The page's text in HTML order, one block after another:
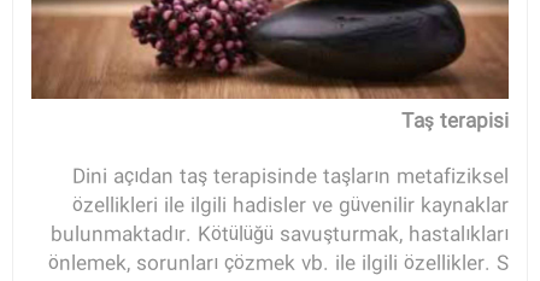
Taş terapisi
Dini açıdan taş terapisinde taşların metafiziksel
özellikleri ile ilgili hadisler ve güvenilir kaynaklar
bulunmaktadır. Kötülüğü savuşturmak, hastalıkları
önlemek, sorunları çözmek vb. ile ilgili özellikler. S